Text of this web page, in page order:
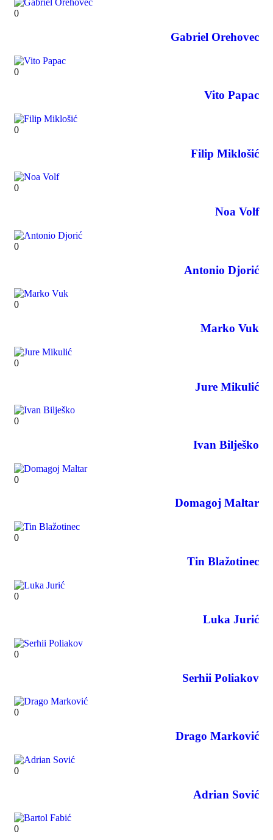
0
Gabriel Orehovec
0
Vito Papac
0
Filip Miklošić
0
Noa Volf
0
Antonio Djorić
0
Marko Vuk
0
Jure Mikulić
0
Ivan Bilješko
0
Domagoj Maltar
0
Tin Blažotinec
0
Luka Jurić
0
Serhii Poliakov
0
Drago Marković
0
Adrian Sović
0